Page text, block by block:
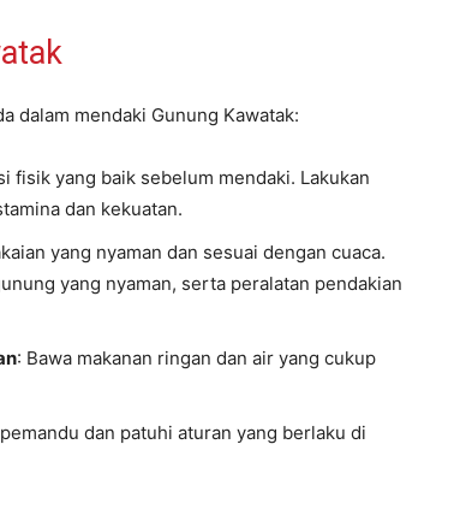
dalam mendaki Gunung Kawatak:
fisik yang baik sebelum mendaki. Lakukan
dan kekuatan.
yang nyaman dan sesuai dengan cuaca.
yang nyaman, serta peralatan pendakian
: Bawa makanan ringan dan air yang cukup
dan patuhi aturan yang berlaku di